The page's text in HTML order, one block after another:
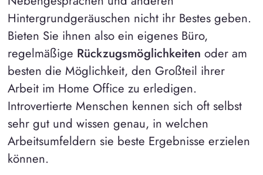
Hintergrundgeräuschen nicht ihr Bestes geben.
Bieten Sie ihnen also ein eigenes Büro,
regelmäßige Rückzugsmöglichkeiten oder am
besten die Möglichkeit, den Großteil ihrer
Arbeit im Home Office zu erledigen.
Introvertierte Menschen kennen sich oft selbst
sehr gut und wissen genau, in welchen
Arbeitsumfeldern sie beste Ergebnisse erzielen
können.